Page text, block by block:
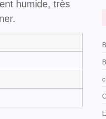
humide, très